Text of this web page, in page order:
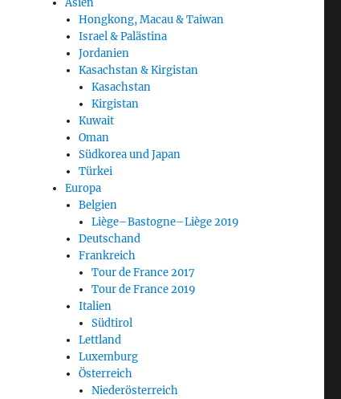
Asien
Hongkong, Macau & Taiwan
Israel & Palästina
Jordanien
Kasachstan & Kirgistan
Kasachstan
Kirgistan
Kuwait
Oman
Südkorea und Japan
Türkei
Europa
Belgien
Liège–Bastogne–Liège 2019
Deutschand
Frankreich
Tour de France 2017
Tour de France 2019
Italien
Südtirol
Lettland
Luxemburg
Österreich
Niederösterreich